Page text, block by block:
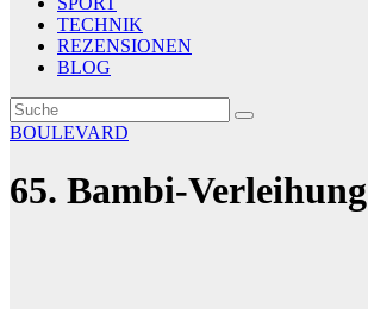
TECHNIK
REZENSIONEN
BLOG
BOULEVARD
65. Bambi-Verleihung